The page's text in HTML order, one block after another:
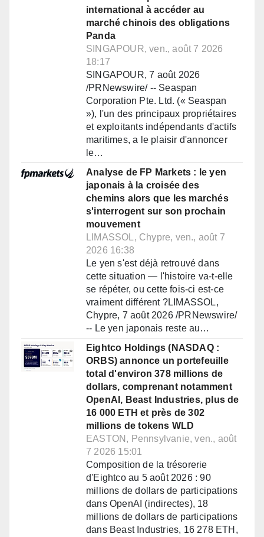
international à accéder au
marché chinois des obligations
Panda
SINGAPOUR, ven., août 7 2026
18:17
SINGAPOUR, 7 août 2026
/PRNewswire/ -- Seaspan
Corporation Pte. Ltd. (« Seaspan
»), l'un des principaux propriétaires
et exploitants indépendants d'actifs
maritimes, a le plaisir d'annoncer
le…
Analyse de FP Markets : le yen
japonais à la croisée des
chemins alors que les marchés
s'interrogent sur son prochain
mouvement
LIMASSOL, Chypre, ven., août 7
2026 16:38
Le yen s'est déjà retrouvé dans
cette situation — l'histoire va-t-elle
se répéter, ou cette fois-ci est-ce
vraiment différent ?LIMASSOL,
Chypre, 7 août 2026 /PRNewswire/
-- Le yen japonais reste au…
Eightco Holdings (NASDAQ :
ORBS) annonce un portefeuille
total d'environ 378 millions de
dollars, comprenant notamment
OpenAI, Beast Industries, plus de
16 000 ETH et près de 302
millions de tokens WLD
EASTON, Pennsylvanie, ven., août
7 2026 15:01
Composition de la trésorerie
d'Eightco au 5 août 2026 : 90
millions de dollars de participations
dans OpenAI (indirectes), 18
millions de dollars de participations
dans Beast Industries, 16 278 ETH,